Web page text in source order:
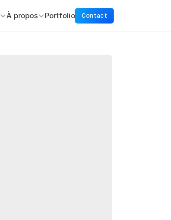
À propos Portfolio Contact